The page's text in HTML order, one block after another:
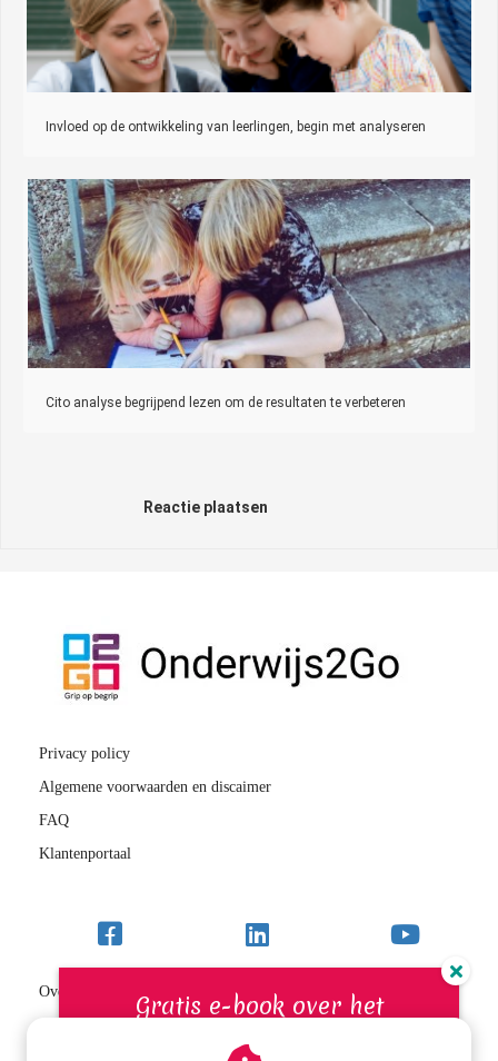
Invloed op de ontwikkeling van leerlingen, begin met analyseren
Cito analyse begrijpend lezen om de resultaten te verbeteren
Reactie plaatsen
Privacy policy
Algemene voorwaarden en discaimer
FAQ
Klantenportaal
Over Sterk BEGRIPGratis e-book over het
bevorderen van de